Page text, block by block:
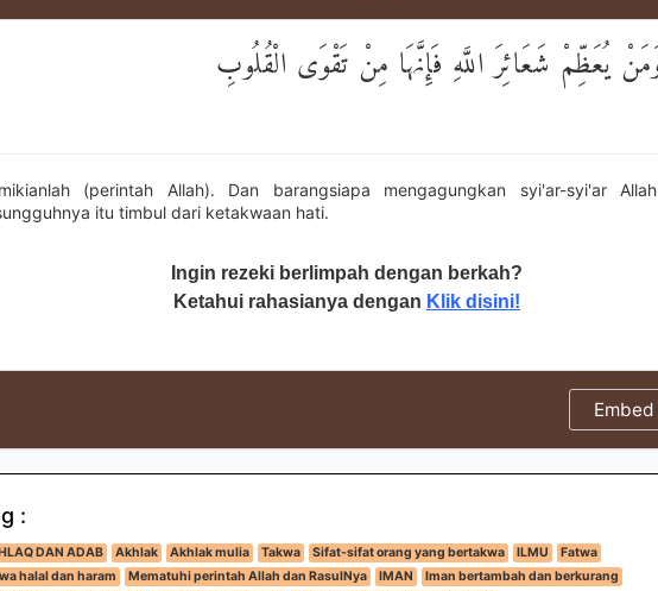
يُعَظِّمْ شَعَائِرَ اللَّهِ فَإِنَّهَا مِنْ تَقْوَى الْقُلُوبِ
(perintah Allah). Dan barangsiapa mengagungkan syi'ar-syi'ar
itu timbul dari ketakwaan hati.
Ingin rezeki berlimpah dengan berkah?
Ketahui rahasianya dengan Klik disini!
:
DAN ADAB Akhlak Akhlak mulia Takwa Sifat-sifat orang yang bertakwa ILMU
Fatwa
halal dan haram
Mematuhi perintah Allah dan RasulNya IMAN
Iman bertambah dan berkurang